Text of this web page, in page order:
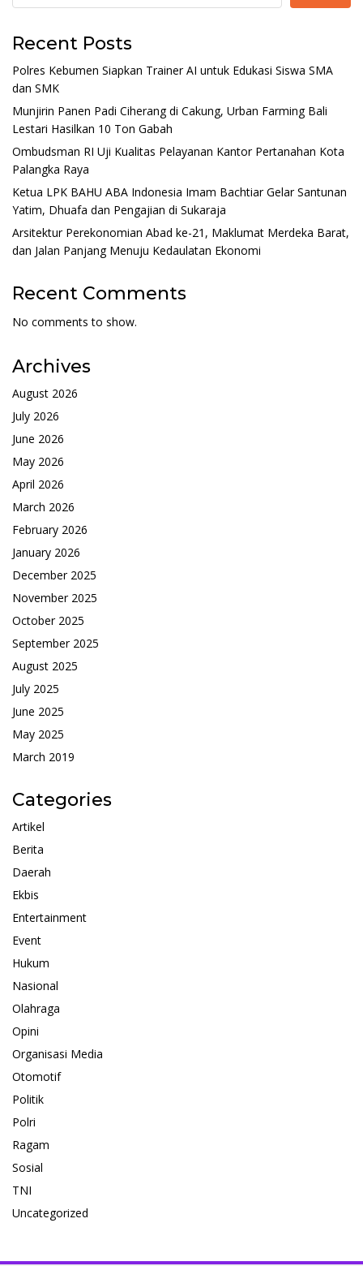
Recent Posts
Polres Kebumen Siapkan Trainer AI untuk Edukasi Siswa SMA
dan SMK
Munjirin Panen Padi Ciherang di Cakung, Urban Farming Bali
Lestari Hasilkan 10 Ton Gabah
Ombudsman RI Uji Kualitas Pelayanan Kantor Pertanahan Kota
Palangka Raya
Ketua LPK BAHU ABA Indonesia Imam Bachtiar Gelar Santunan
Yatim, Dhuafa dan Pengajian di Sukaraja
Arsitektur Perekonomian Abad ke-21, Maklumat Merdeka Barat,
dan Jalan Panjang Menuju Kedaulatan Ekonomi
Recent Comments
No comments to show.
Archives
August 2026
July 2026
June 2026
May 2026
April 2026
March 2026
February 2026
January 2026
December 2025
November 2025
October 2025
September 2025
August 2025
July 2025
June 2025
May 2025
March 2019
Categories
Artikel
Berita
Daerah
Ekbis
Entertainment
Event
Hukum
Nasional
Olahraga
Opini
Organisasi Media
Otomotif
Politik
Polri
Ragam
Sosial
TNI
Uncategorized